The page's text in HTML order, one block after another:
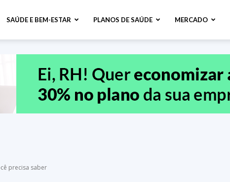
SAÚDE E BEM-ESTAR PLANOS DE SAÚDE MERCADO
precisa saber